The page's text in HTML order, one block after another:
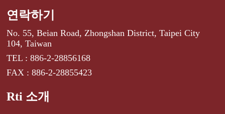
연락하기
No. 55, Beian Road, Zhongshan District, Taipei City
104, Taiwan
TEL : 886-2-28856168
FAX : 886-2-28855423
Rti 소개